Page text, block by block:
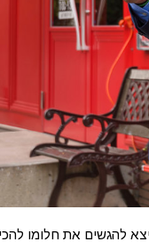
להגשים את חלומו